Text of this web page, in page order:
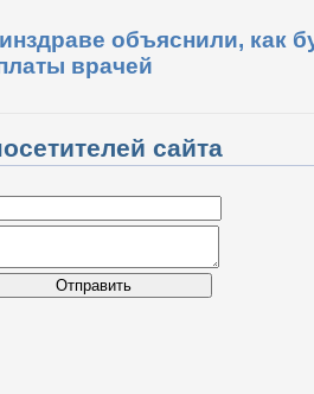
объяснили, как
врачей
сайта
Отправить